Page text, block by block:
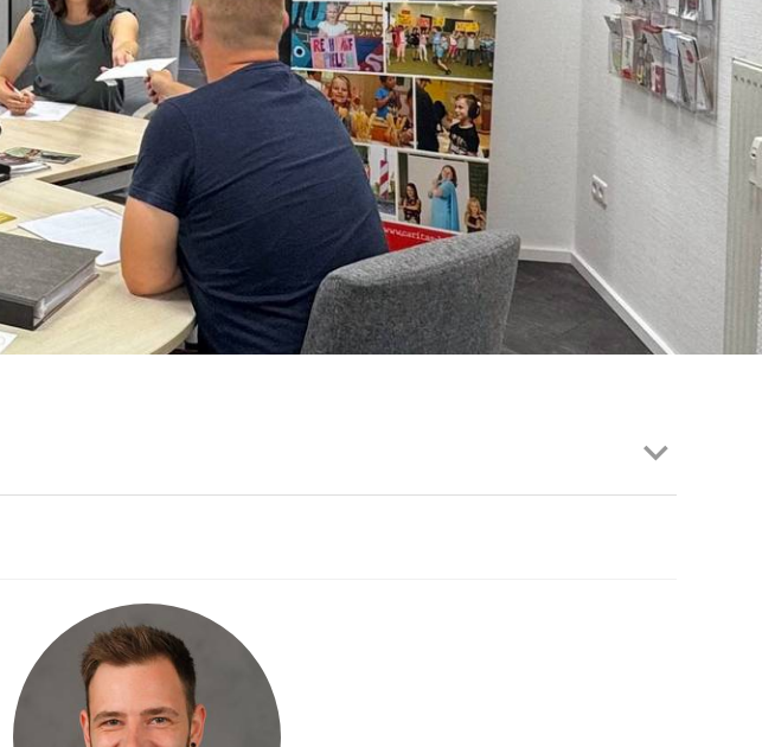
ANGESCHLOSSENE UNTERNEHMEN | FACHVERBÄNDE